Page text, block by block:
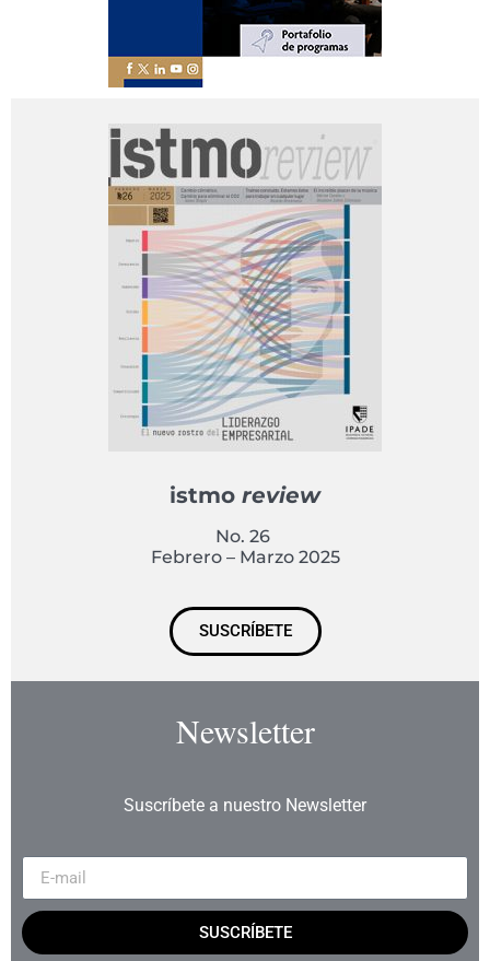
istmo review
No. 26
Febrero – Marzo 2025
SUSCRÍBETE
Newsletter
Suscríbete a nuestro Newsletter
SUSCRÍBETE